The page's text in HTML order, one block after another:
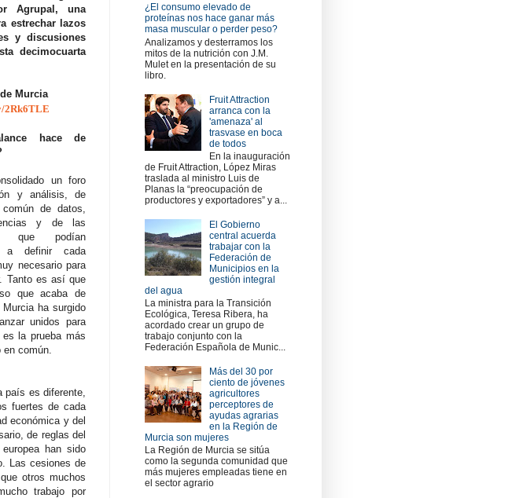
Agrupal, una
estrechar lazos
y discusiones
decimocuarta
Murcia
2Rk6TLE
hace de
un foro
y análisis, de
de datos,
y de las
que podían
a definir cada
necesario para
Tanto es así que
que acaba de
ha surgido
unidos para
la prueba más
común.
país es diferente,
fuertes de cada
económica y del
de reglas del
han sido
Las cesiones de
otros muchos
trabajo por
¿El consumo elevado de
proteínas nos hace ganar más
masa muscular o perder peso?
Analizamos y desterramos los
mitos de la nutrición con J.M.
Mulet en la presentación de su
libro.
Fruit Attraction
arranca con la
'amenaza' al
trasvase en boca
de todos
En la inauguración
de Fruit Attraction, López Miras
traslada al ministro Luis de
Planas la “preocupación de
productores y exportadores” y a...
El Gobierno
central acuerda
trabajar con la
Federación de
Municipios en la
gestión integral
del agua
La ministra para la Transición
Ecológica, Teresa Ribera, ha
acordado crear un grupo de
trabajo conjunto con la
Federación Española de Munic...
Más del 30 por
ciento de jóvenes
agricultores
perceptores de
ayudas agrarias
en la Región de
Murcia son mujeres
La Región de Murcia se sitúa
como la segunda comunidad que
más mujeres empleadas tiene en
el sector agrario